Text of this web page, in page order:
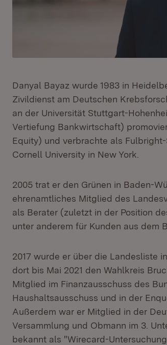
Danyal Bayaz wurde 1983 in
Zivildienst am Deutschen
an der Universität Stuttgart-
Vertiefung Bankwirtschaft)
Equity) und verbrachte als
Cornell University in New York.
2005 trat er den Grünen in Baden-
ehrenamtliches Mitglied des
als Berater (zuletzt in der Position
unter anderem für Kunden aus dem
2017 wurde er über die Landesliste
dort bis Mai 2021 den Wahlkreis
Mitglied im Finanzausschuss des
Haushaltsausschuss und in der
Außerdem war er Mitglied in der
Versammlung und Obmann im 3.
bekannt als "Wirecard-